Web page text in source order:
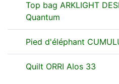
Top bag ARKLIGHT
Quantum
Pied d'éléphant
Quilt ORRI Alos 33